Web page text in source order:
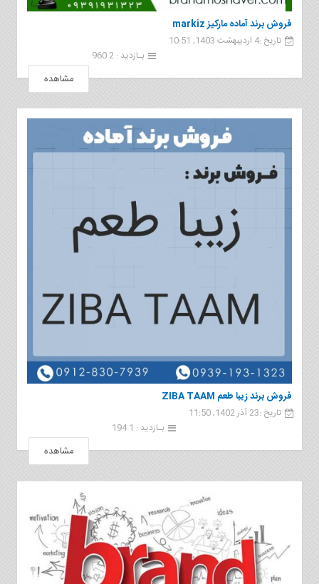
فروش برند آماده ماركيز markiz
تاریخ :4 اردیبهشت 1403, 10:51
بـازدید : 2 960
مشاهده
فروش برند زيبا طعم ZIBA TAAM
تاریخ :23 آذر 1402, 11:50
بـازدید : 1 194
مشاهده